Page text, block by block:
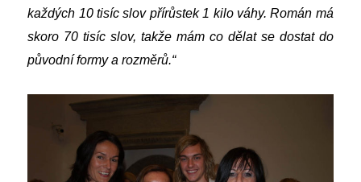
každých 10 tisíc slov přírůstek 1 kilo váhy. Román má
skoro 70 tisíc slov, takže mám co dělat se dostat do
původní formy a rozměrů.“